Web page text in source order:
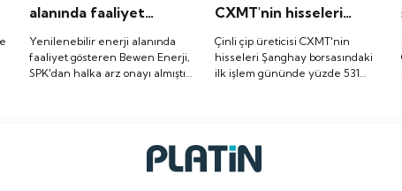
alanında faaliyet
gösteren Bewen Enerji,
SPK'dan halka arz
onayı almıştı. Halka arz
Yenilenebilir enerji alanında
faaliyet gösteren Bewen Enerji,
SPK'dan halka arz onayı almıştı.
CXMT'nin hisseleri
Şanghay borsasındaki
ilk işlem gününde
yüzde 531 oranında
Çinli çip üreticisi CXMT'nin
hisseleri Şanghay borsasındaki
ilk işlem gününde yüzde 531